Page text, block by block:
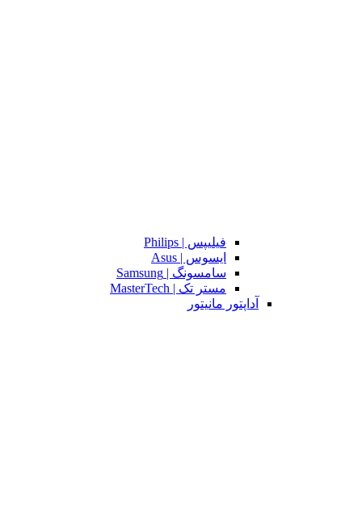
فیلیپس | Philips
ایسوس | Asus
سامسونگ | Samsung
مستر تک | MasterTech
آداپتور مانیتور